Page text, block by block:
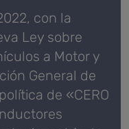
con la
Ley sobre
a Motor y
General de
de «CERO